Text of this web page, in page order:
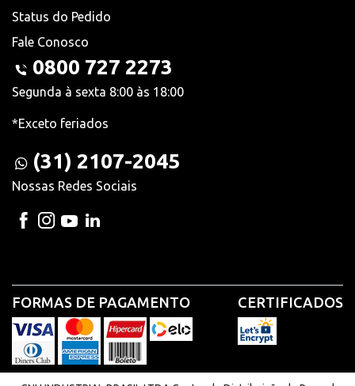
Status do Pedido
Fale Conosco
0800 727 2273
Segunda à sexta 8:00 às 18:00
*Exceto feriados
(31) 2107-2045
Nossas Redes Sociais
FORMAS DE PAGAMENTO CERTIFICADOS